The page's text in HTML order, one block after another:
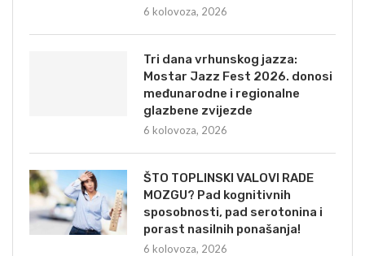
6 kolovoza, 2026
Tri dana vrhunskog jazza:
Mostar Jazz Fest 2026. donosi
međunarodne i regionalne
glazbene zvijezde
6 kolovoza, 2026
ŠTO TOPLINSKI VALOVI RADE
MOZGU? Pad kognitivnih
sposobnosti, pad serotonina i
porast nasilnih ponašanja!
6 kolovoza, 2026